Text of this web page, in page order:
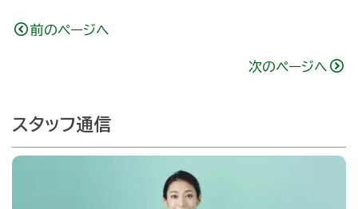
前のページへ
次のページへ
スタッフ通信